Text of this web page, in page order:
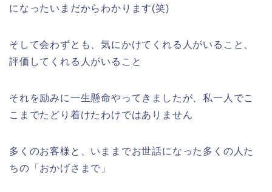
になったいまだからわかります(笑)
そして会わずとも、気にかけてくれる人がいること、
評価してくれる人がいること
それを励みに一生懸命やってきましたが、私一人でこ
こまでたどり着けたわけではありません
多くのお客様と、いままでお世話になった多くの人た
ちの「おかげさまで」